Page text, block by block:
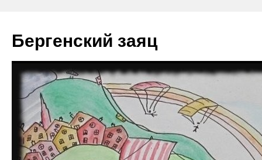
содержимому
Бергенский заяц